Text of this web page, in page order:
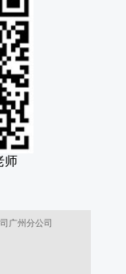
师
广州分公司